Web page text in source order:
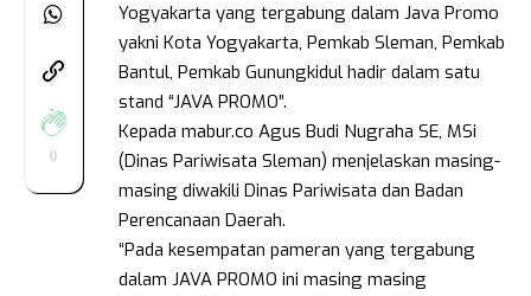
0
Yogyakarta yang tergabung dalam Java Promo
yakni Kota Yogyakarta, Pemkab Sleman, Pemkab
Bantul, Pemkab Gunungkidul hadir dalam satu
stand “JAVA PROMO”.
Kepada mabur.co Agus Budi Nugraha SE, MSi
(Dinas Pariwisata Sleman) menjelaskan masing-
masing diwakili Dinas Pariwisata dan Badan
Perencanaan Daerah.
“Pada kesempatan pameran yang tergabung
dalam JAVA PROMO ini masing masing